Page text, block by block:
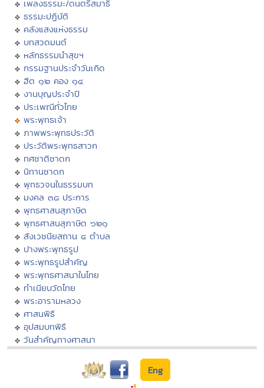
เพลงธรรมะ/ดนตรีสมาธิ
ธรรมะปฏิบัติ
คลังแสงแห่งธรรม
บทสวดมนต์
หลักธรรมนำสุขฯ
กรรมฐานประจำวันเกิด
ฮีต ๑๒ คอง ๑๔
งานบุญประจำปี
ประเพณีทั่วไทย
พระพุทธเจ้า
ภาพพระพุทธประวัติ
ประวัติพระพุทธสาวก
ทศชาติชาดก
นิทานชาดก
พุทธวจนในธรรมบท
มงคล ๓๘ ประการ
พุทธศาสนสุภาษิต
พุทธศาสนสุภาษิต ๖๒๑
สังเวชนียสถาน ๔ ตำบล
ปางพระพุทธรูป
พระพุทธรูปสำคัญ
พระพุทธศาสนาในไทย
ทำเนียบวัดไทย
พระอารามหลวง
ศาสนพิธี
อุปสมบทพิธี
วันสำคัญทางศาสนา
Eng